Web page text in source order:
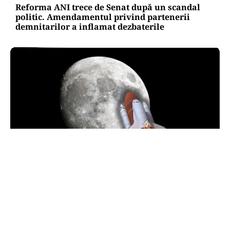
Reforma ANI trece de Senat după un scandal
politic. Amendamentul privind partenerii
demnitarilor a inflamat dezbaterile